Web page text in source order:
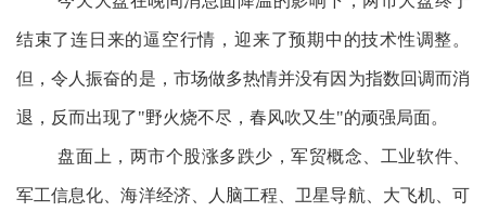
结束了连日来的逼空行情，迎来了预期中的技术性调整。
但，令人振奋的是，市场做多热情并没有因为指数回调而消
退，反而出现了"野火烧不尽，春风吹又生"的顽强局面。
盘面上，两市个股涨多跌少，军贸概念、工业软件、
军工信息化、海洋经济、人脑工程、卫星导航、大飞机、可